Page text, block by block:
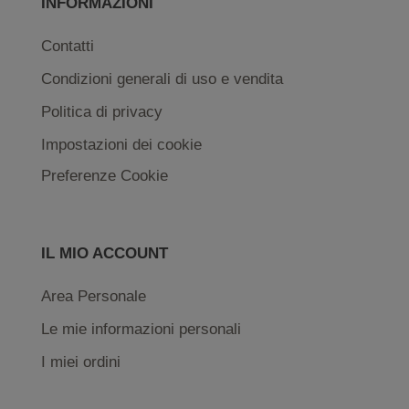
Contatti
Condizioni generali di uso e vendita
Politica di privacy
Impostazioni dei cookie
Preferenze Cookie
IL MIO ACCOUNT
Area Personale
Le mie informazioni personali
I miei ordini